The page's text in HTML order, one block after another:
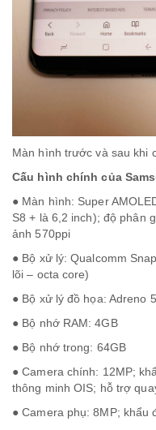
Màn hình trước và sau khi
Cấu hình chính của
● Màn hình: Super
S8 + là 6,2 inch); độ phân
ảnh 570ppi
● Bộ xử lý: Qualcomm
lõi – octa core)
● Bộ xử lý đồ họa: Adreno
● Bộ nhớ RAM: 4GB
● Bộ nhớ trong: 64GB
● Camera chính: 12MP;
thông minh OIS; hỗ trợ
● Camera phụ: 8MP; khẩu